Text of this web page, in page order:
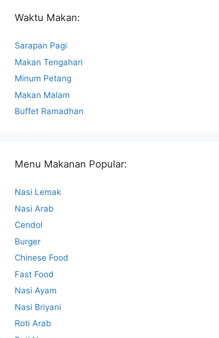
Waktu Makan:
Sarapan Pagi
Makan Tengahari
Minum Petang
Makan Malam
Buffet Ramadhan
Menu Makanan Popular:
Nasi Lemak
Nasi Arab
Cendol
Burger
Chinese Food
Fast Food
Nasi Ayam
Nasi Briyani
Roti Arab